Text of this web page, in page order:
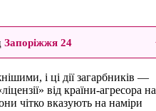
Запоріжжя 24
і ці дії загарбників —
від країни-агресора на
чітко вказують на наміри